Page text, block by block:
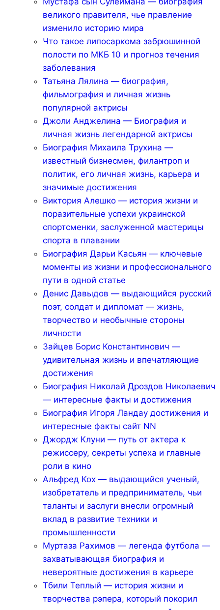
великого правителя, чье правление
изменило историю мира
Что такое липосаркома забрюшинной
полости по МКБ 10 и прогноз течения
заболевания
Татьяна Лялина — биография,
фильмография и личная жизнь
популярной актрисы
Джоли Анджелина — Биография и
личная жизнь легендарной актрисы
Биография Михаила Трухина —
известный бизнесмен, филантроп и
политик, его личная жизнь, карьера и
значимые достижения
Виктория Алешко — история жизни и
поразительные успехи украинской
спортсменки, заслуженной мастерицы
спорта в плавании
Биография Дарьи Касьян — ключевые
моменты из жизни и профессионального
пути в одной статье
Денис Давыдов — выдающийся русский
поэт, солдат и дипломат — жизнь,
творчество и необычные стороны
личности
Зайцев Борис Константинович —
удивительная жизнь и впечатляющие
достижения
Биография Николай Дроздов Николаевич
— интересные факты и достижения
Биография Игоря Ландау достижения и
интересные факты сайт NN
Джордж Клуни — путь от актера к
режиссеру, секреты успеха и главные
роли в кино
Альфред Кох — выдающийся ученый,
изобретатель и предприниматель, чьи
таланты и заслуги внесли огромный
вклад в развитие техники и
промышленности
Муртаза Рахимов — легенда футбола —
захватывающая биография и
невероятные достижения в карьере
Тбили Теплый — история жизни и
творчества рэпера, который покорил